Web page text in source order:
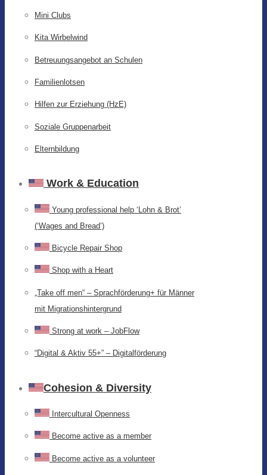
Mini Clubs
Kita Wirbelwind
Betreuungsangebot an Schulen
Familienlotsen
Hilfen zur Erziehung (HzE)
Soziale Gruppenarbeit
Elternbildung
Work & Education
Young professional help ‘Lohn & Brot’
(‘Wages and Bread’)
Bicycle Repair Shop
Shop with a Heart
„Take off men“ – Sprachförderung+ für Männer
mit Migrationshintergrund
Strong at work – JobFlow
“Digital & Aktiv 55+” – Digitalförderung
Cohesion & Diversity
Intercultural Openness
Become active as a member
Become active as a volunteer